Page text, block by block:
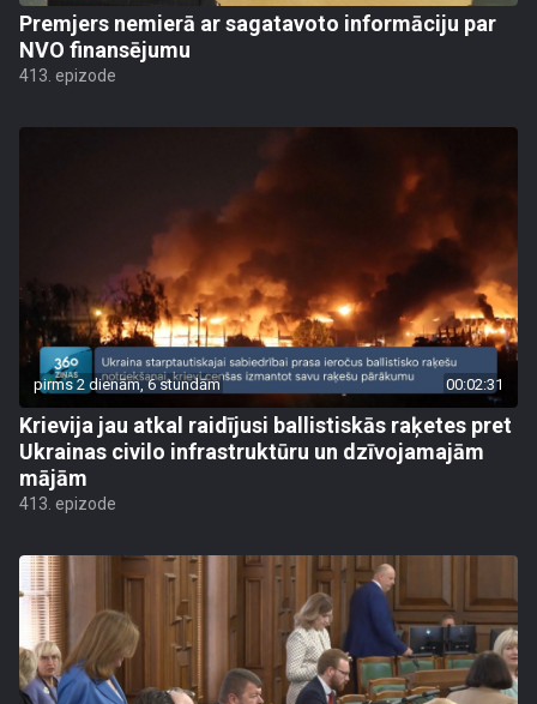
Premjers nemierā ar sagatavoto informāciju par
NVO finansējumu
413. epizode
pirms 2 dienām, 6 stundām 00:02:31
Krievija jau atkal raidījusi ballistiskās raķetes pret
Ukrainas civilo infrastruktūru un dzīvojamajām
mājām
413. epizode